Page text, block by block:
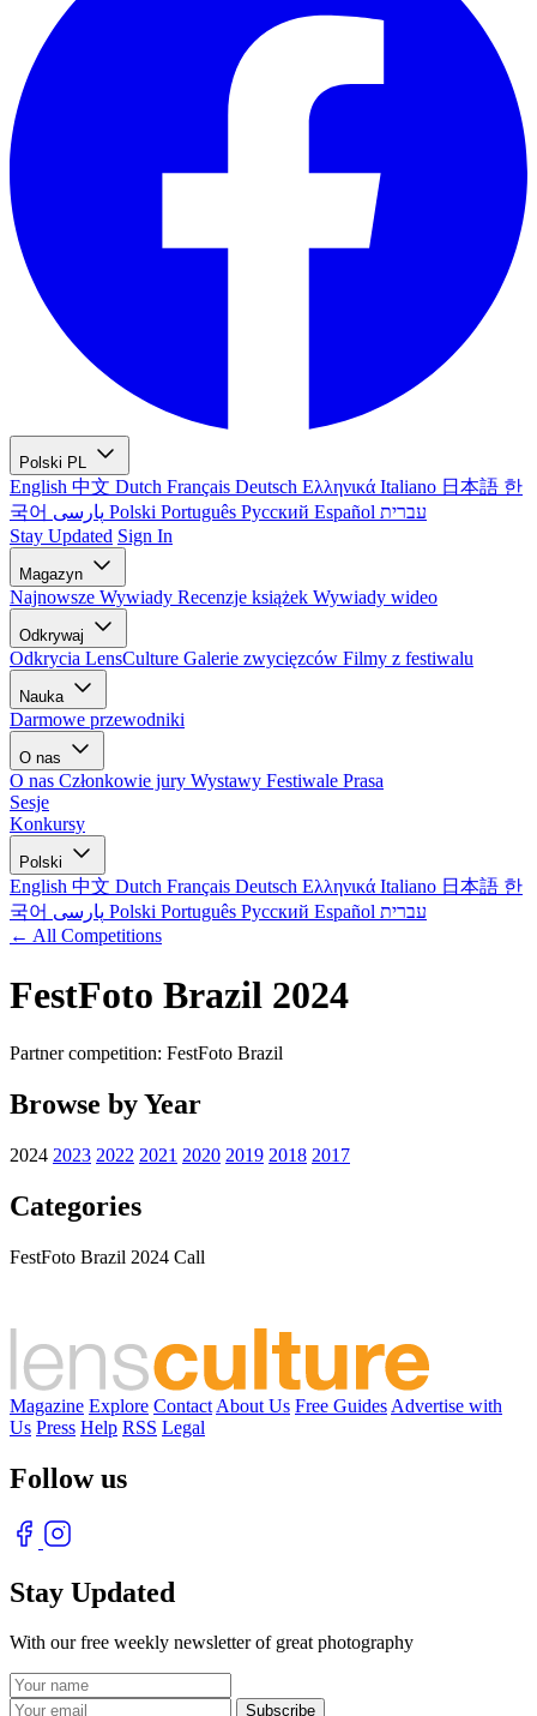
Polski PL
English 中文 Dutch Français Deutsch Ελληνικά Italiano 日本語 한
국어
Polski Português Русский Español עברית
Stay Updated Sign In
Magazyn
Najnowsze Wywiady Recenzje książek Wywiady wideo
Odkrywaj
Odkrycia LensCulture Galerie zwycięzców Filmy z festiwalu
Nauka
Darmowe przewodniki
O nas
O nas Członkowie jury Wystawy Festiwale Prasa
Sesje
Konkursy
Polski
English 中文 Dutch Français Deutsch Ελληνικά Italiano 日本語 한
국어
Polski Português Русский Español עברית
← All Competitions
FestFoto Brazil 2024
Partner competition: FestFoto Brazil
Browse by Year
2024 2023 2022 2021 2020 2019 2018 2017
Categories
FestFoto Brazil 2024 Call
Magazine Explore Contact About Us Free Guides Advertise with
Us Press Help RSS Legal
Follow us
Stay Updated
With our free weekly newsletter of great photography